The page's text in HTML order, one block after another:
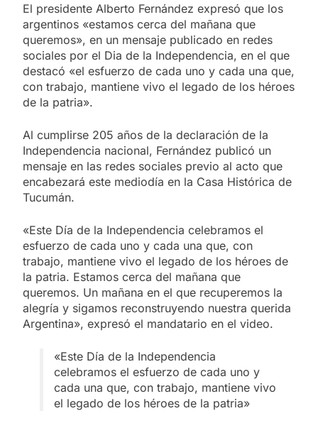
El presidente Alberto Fernández expresó que los
argentinos «estamos cerca del mañana que
queremos», en un mensaje publicado en redes
sociales por el Dia de la Independencia, en el que
destacó «el esfuerzo de cada uno y cada una que,
con trabajo, mantiene vivo el legado de los héroes
de la patria».
Al cumplirse 205 años de la declaración de la
Independencia nacional, Fernández publicó un
mensaje en las redes sociales previo al acto que
encabezará este mediodía en la Casa Histórica de
Tucumán.
«Este Día de la Independencia celebramos el
esfuerzo de cada uno y cada una que, con
trabajo, mantiene vivo el legado de los héroes de
la patria. Estamos cerca del mañana que
queremos. Un mañana en el que recuperemos la
alegría y sigamos reconstruyendo nuestra querida
Argentina», expresó el mandatario en el video.
«Este Día de la Independencia
celebramos el esfuerzo de cada uno y
cada una que, con trabajo, mantiene vivo
el legado de los héroes de la patria»